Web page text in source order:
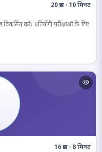
20 प्रश्न · 10 मिनट
करें। प्रतियोगी परीक्षाओं के लिए
16 प्रश्न · 8 मिनट